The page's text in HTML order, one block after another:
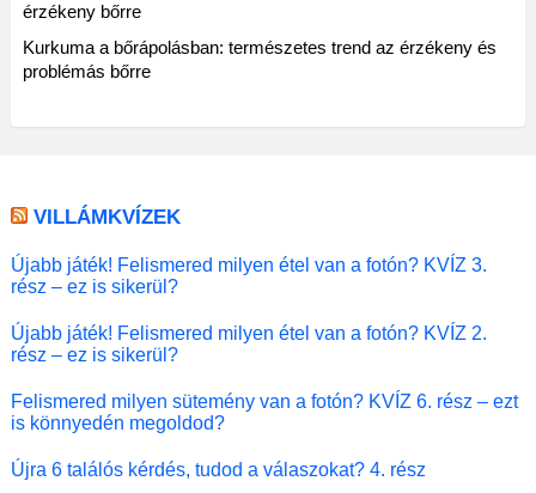
érzékeny bőrre
Kurkuma a bőrápolásban: természetes trend az érzékeny és
problémás bőrre
VILLÁMKVÍZEK
Újabb játék! Felismered milyen étel van a fotón? KVÍZ 3.
rész – ez is sikerül?
Újabb játék! Felismered milyen étel van a fotón? KVÍZ 2.
rész – ez is sikerül?
Felismered milyen sütemény van a fotón? KVÍZ 6. rész – ezt
is könnyedén megoldod?
Újra 6 találós kérdés, tudod a válaszokat? 4. rész